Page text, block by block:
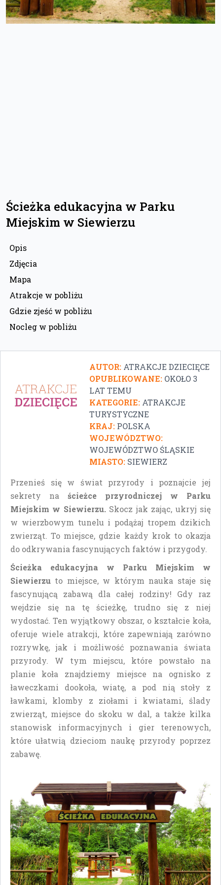
Ścieżka edukacyjna w Parku
Miejskim w Siewierzu
Opis
Zdjęcia
Mapa
Atrakcje w pobliżu
Gdzie zjeść w pobliżu
Nocleg w pobliżu
AUTOR: ATRAKCJE DZIECIĘCE
OPUBLIKOWANE: OKOŁO 3
LAT TEMU
KATEGORIE: ATRAKCJE
TURYSTYCZNE
KRAJ: POLSKA
WOJEWÓDZTWO:
WOJEWÓDZTWO ŚLĄSKIE
MIASTO: SIEWIERZ
Przenieś się w świat przyrody i poznajcie jej
sekrety na ścieżce przyrodniczej w Parku
Miejskim w Siewierzu. Skocz jak zając, ukryj się
w wierzbowym tunelu i podążaj tropem dzikich
zwierząt. To miejsce, gdzie każdy krok to okazja
do odkrywania fascynujących faktów i przygody.
Ścieżka edukacyjna w Parku Miejskim w
Siewierzu to miejsce, w którym nauka staje się
fascynującą zabawą dla całej rodziny! Gdy raz
wejdzie się na tę ścieżkę, trudno się z niej
wydostać. Ten wyjątkowy obszar, o kształcie koła,
oferuje wiele atrakcji, które zapewniają zarówno
rozrywkę, jak i możliwość poznawania świata
przyrody. W tym miejscu, które powstało na
planie koła znajdziemy miejsce na ognisko z
ławeczkami dookoła, wiatę, a pod nią stoły z
ławkami, klomby z ziołami i kwiatami, ślady
zwierząt, miejsce do skoku w dal, a także kilka
stanowisk informacyjnych i gier terenowych,
które ułatwią dzieciom naukę przyrody poprzez
zabawę.